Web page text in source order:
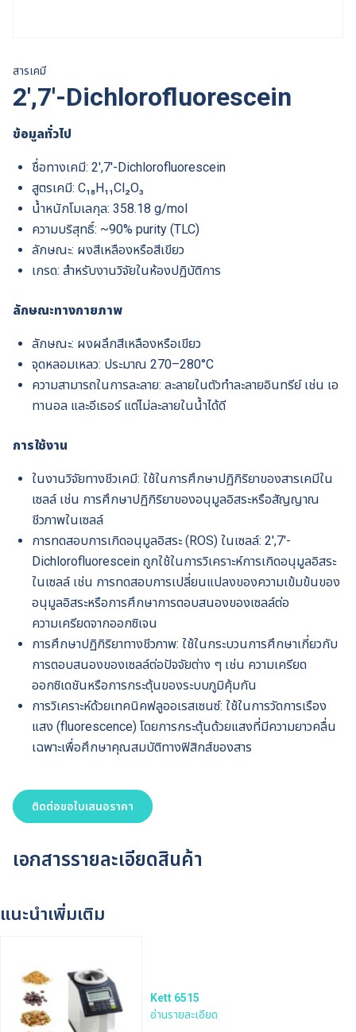
สารเคมี
2′,7′-Dichlorofluorescein
ข้อมูลทั่วไป
ชื่อทางเคมี: 2′,7′-Dichlorofluorescein
สูตรเคมี: C₁₈H₁₁Cl₂O₃
น้ำหนักโมเลกุล: 358.18 g/mol
ความบริสุทธิ์: ~90% purity (TLC)
ลักษณะ: ผงสีเหลืองหรือสีเขียว
เกรด: สำหรับงานวิจัยในห้องปฏิบัติการ
ลักษณะทางกายภาพ
ลักษณะ: ผงผลึกสีเหลืองหรือเขียว
จุดหลอมเหลว: ประมาณ 270–280°C
ความสามารถในการละลาย: ละลายในตัวทำละลายอินทรีย์ เช่น เอ
ทานอล และอีเธอร์ แต่ไม่ละลายในน้ำได้ดี
การใช้งาน
ในงานวิจัยทางชีวเคมี: ใช้ในการศึกษาปฏิกิริยาของสารเคมีใน
เซลล์ เช่น การศึกษาปฏิกิริยาของอนุมูลอิสระหรือสัญญาณ
ชีวภาพในเซลล์
การทดสอบการเกิดอนุมูลอิสระ (ROS) ในเซลล์: 2′,7′-
Dichlorofluorescein ถูกใช้ในการวิเคราะห์การเกิดอนุมูลอิสระ
ในเซลล์ เช่น การทดสอบการเปลี่ยนแปลงของความเข้มข้นของ
อนุมูลอิสระหรือการศึกษาการตอบสนองของเซลล์ต่อ
ความเครียดจากออกซิเจน
การศึกษาปฏิกิริยาทางชีวภาพ: ใช้ในกระบวนการศึกษาเกี่ยวกับ
การตอบสนองของเซลล์ต่อปัจจัยต่าง ๆ เช่น ความเครียด
ออกซิเดชันหรือการกระตุ้นของระบบภูมิคุ้มกัน
การวิเคราะห์ด้วยเทคนิคฟลูออเรสเซนซ์: ใช้ในการวัดการเรือง
แสง (fluorescence) โดยการกระตุ้นด้วยแสงที่มีความยาวคลื่น
เฉพาะเพื่อศึกษาคุณสมบัติทางฟิสิกส์ของสาร
ติดต่อขอใบเสนอราคา
เอกสารรายละเอียดสินค้า
แนะนำเพิ่มเติม
Kett 6515
อ่านรายละเอียด